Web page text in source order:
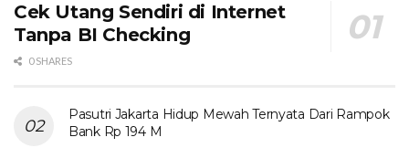
Cek Utang Sendiri di Internet
Tanpa BI Checking
0 SHARES
Pasutri Jakarta Hidup Mewah Ternyata Dari Rampok
Bank Rp 194 M